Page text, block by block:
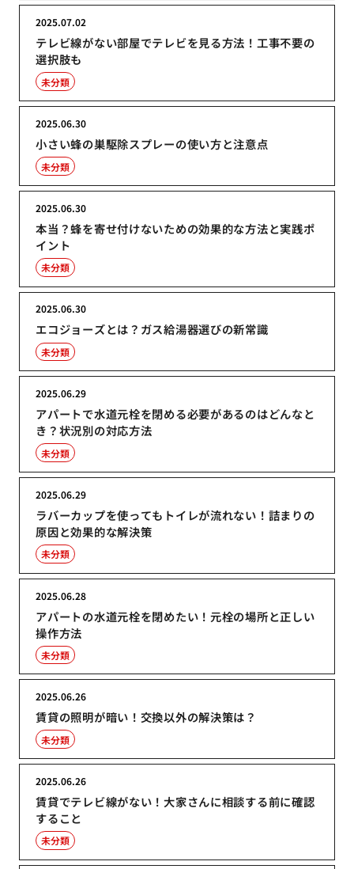
テレビ線がない部屋でテレビを見る方法！工事不要の
選択肢も
2025.07.02
未分類
小さい蜂の巣駆除スプレーの使い方と注意点
2025.06.30
未分類
本当？蜂を寄せ付けないための効果的な方法と実践ポ
イント
2025.06.30
未分類
エコジョーズとは？ガス給湯器選びの新常識
2025.06.30
未分類
アパートで水道元栓を閉める必要があるのはどんなと
き？状況別の対応方法
2025.06.29
未分類
ラバーカップを使ってもトイレが流れない！詰まりの
原因と効果的な解決策
2025.06.29
未分類
アパートの水道元栓を閉めたい！元栓の場所と正しい
操作方法
2025.06.28
未分類
賃貸の照明が暗い！交換以外の解決策は？
2025.06.26
未分類
賃貸でテレビ線がない！大家さんに相談する前に確認
すること
2025.06.26
未分類